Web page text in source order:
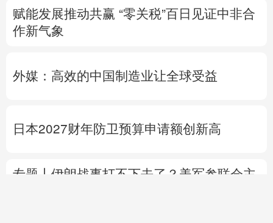
赋能发展推动共赢 “零关税”百日见证中非合
作新气象
外媒：高效的中国制造业让全球受益
日本2027财年防卫预算申请额创新高
专题丨 伊朗战事打不下去了？美军参联会主